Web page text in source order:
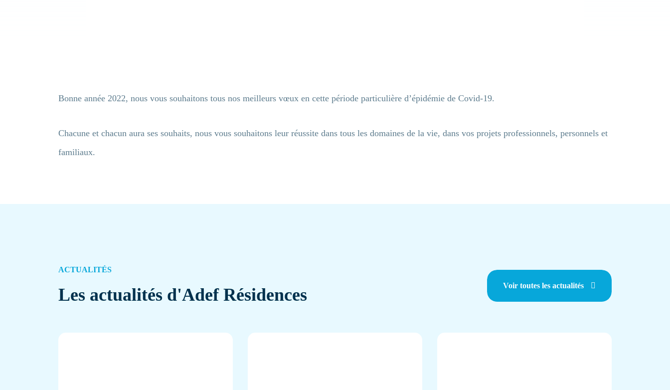
Bonne année 2022, nous vous souhaitons tous nos meilleurs vœux en cette période particulière d’épidémie de Covid-19.
Chacune et chacun aura ses souhaits, nous vous souhaitons leur réussite dans tous les domaines de la vie, dans vos projets professionnels, personnels et
familiaux.
ACTUALITÉS
Les actualités d'Adef Résidences Voir toutes les actualités